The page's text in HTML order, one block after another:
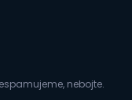
nebojte.